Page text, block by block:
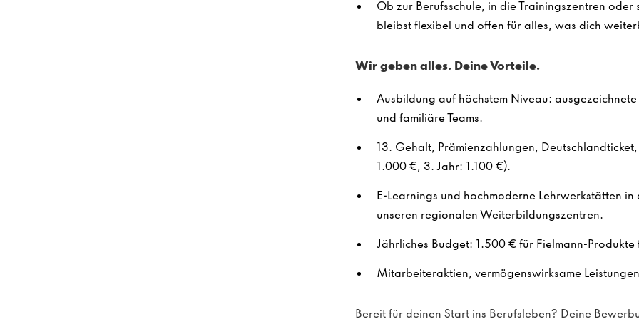
Ob zur Berufsschule, in die Trainingszentren
bleibst flexibel und offen für alles, was dich
Wir geben alles. Deine Vorteile.
Ausbildung auf höchstem Niveau:
und familiäre Teams.
13. Gehalt, Prämienzahlungen,
1.000 €, 3. Jahr: 1.100 €).
E-Learnings und hochmoderne Lehrwerkstätten
unseren regionalen Weiterbildungszentren.
Jährliches Budget: 1.500 € für Fielmann-
Mitarbeiteraktien, vermögenswirksame
Bereit für deinen Start ins Berufsleben? Deine